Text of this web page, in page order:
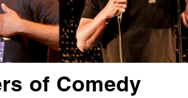
of Comedy